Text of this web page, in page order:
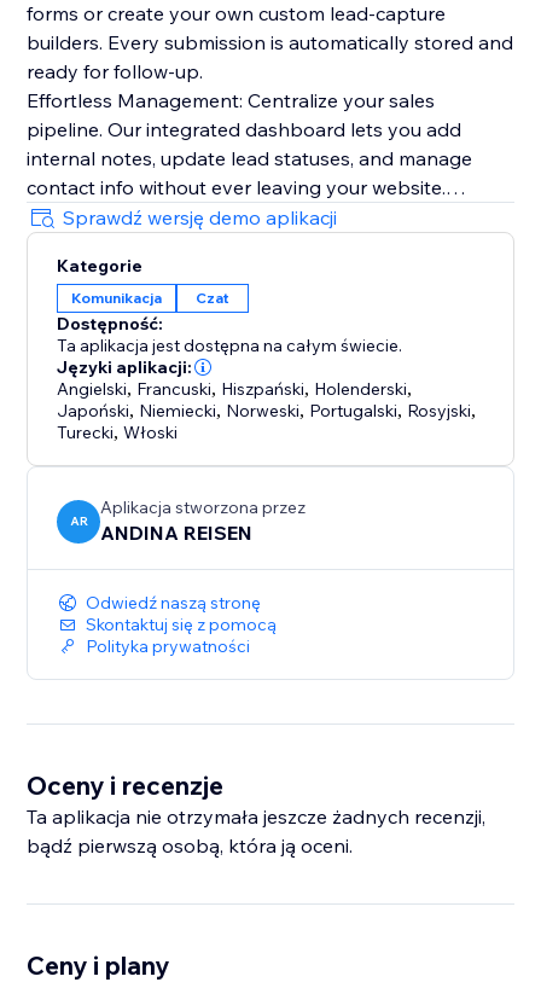
forms or create your own custom lead-capture
builders. Every submission is automatically stored and
ready for follow-up.
Effortless Management: Centralize your sales
pipeline. Our integrated dashboard lets you add
internal notes, update lead statuses, and manage
contact info without ever leaving your website.
Stunning Aesthetics: Choose from 25+ premium
themes and multiple display layouts. Whether you
want a centered modal for high attention or a subtle
footer navigation, we’ve got you covered.
Everything you need to succeed:
Real-time Notifications: Get automatic email alerts the
second a new lead comes in.
Global Ready: Native support for 10 languages,
including English, Spanish, Portuguese, German, and
Sprawdź wersję demo aplikacji
Kategorie
Komunikacja Czat
Dostępność:
Ta aplikacja jest dostępna na całym świecie.
Języki aplikacji:
Angielski, Francuski, Hiszpański, Holenderski,
Japoński, Niemiecki, Norweski, Portugalski, Rosyjski,
Turecki,Włoski
AR
Aplikacja stworzona przez
ANDINA REISEN
Odwiedź naszą stronę
Skontaktuj się z pomocą
Polityka prywatności
Oceny i recenzje
Ta aplikacja nie otrzymała jeszcze żadnych recenzji,
bądź pierwszą osobą, która ją oceni.
Ceny i plany